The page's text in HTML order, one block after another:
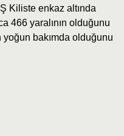
Kiliste enkaz altında
466 yaralının olduğunu
yoğun bakımda olduğunu